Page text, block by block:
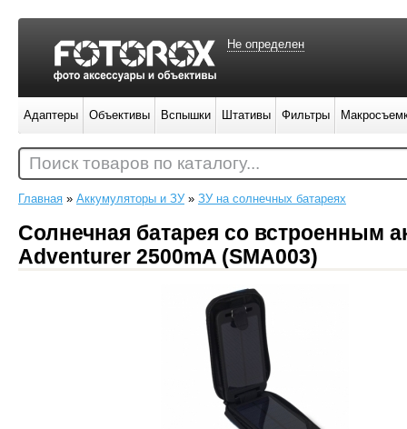
Главная » Аккумуляторы и ЗУ » ЗУ на солнечных батареях
Солнечная батарея со встроенным
Adventurer 2500mA (SMA003)
Не определен
Адаптеры Объективы Вспышки Штативы Фильтры
Поиск товаров по каталогу...